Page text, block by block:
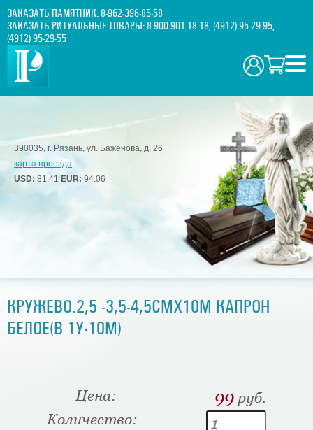
ЗАКАЗАТЬ ПАМЯТНИК:8-962-396-85-58
ЗАКАЗАТЬ РИТУАЛЬНЫЕ ТОВАРЫ:8-900-901-18-18,(4912) 95-29-95,
(4912) 95-29-55
390035, г. Рязань, ул. Баженова, д. 26
карта проезда
USD: 81.41 EUR: 94.06
КРУЖЕВО.2,5 -3,5-4,5СМХ10М КАПРОН
БЕЛОЕ(В 1У-10М)
Цена: 99 руб.
Количество: